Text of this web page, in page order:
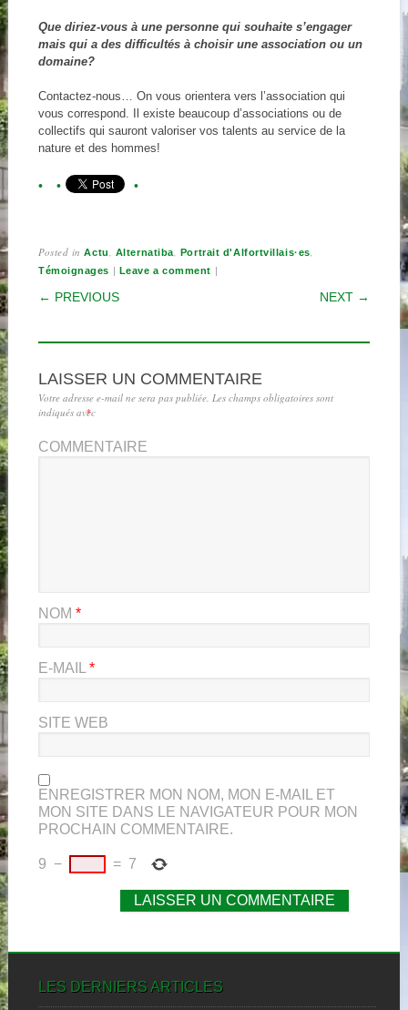
Que diriez-vous à une personne qui souhaite s’engager
mais qui a des difficultés à choisir une association ou un
domaine?
Contactez-nous… On vous orientera vers l’association qui
vous correspond. Il existe beaucoup d’associations ou de
collectifs qui sauront valoriser vos talents au service de la
nature et des hommes!
Posted inActu, Alternatiba, Portrait d'Alfortvillais·es,
Témoignages | Leave a comment |
POST NAVIGATION
← PREVIOUS NEXT →
LAISSER UN COMMENTAIRE
Votre adresse e-mail ne sera pas publiée. Les champs obligatoires sont
indiqués avec
*
COMMENTAIRE
NOM *
E-MAIL *
SITE WEB
ENREGISTRER MON NOM, MON E-MAIL ET
MON SITE DANS LE NAVIGATEUR POUR MON
PROCHAIN COMMENTAIRE.
9 − = 7
LES DERNIERS ARTICLES